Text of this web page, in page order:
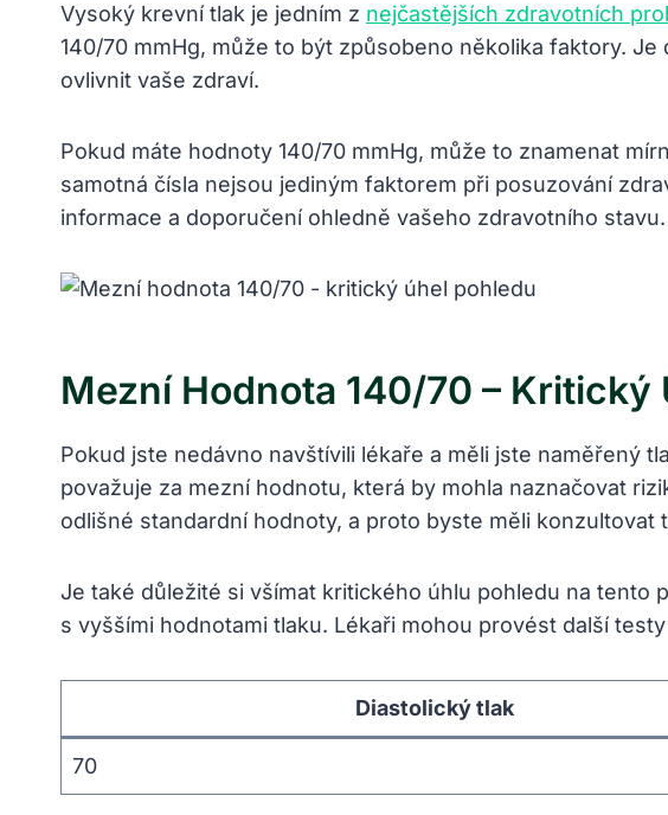
Vysoký krevní tlak je jedním z nejčastějších zdravotních
140/70 mmHg, může to být způsobeno několika faktory.
ovlivnit vaše zdraví.
Pokud máte hodnoty 140/70 mmHg, může to znamenat
samotná čísla nejsou jediným faktorem při posuzování
informace a doporučení ohledně vašeho zdravotního stavu.
Mezní Hodnota 140/70 – Kritický
Pokud jste nedávno navštívili lékaře a měli jste naměřený
považuje za mezní hodnotu, která by mohla naznačovat
odlišné standardní hodnoty, a proto byste měli konzultovat
Je také důležité si všímat kritického úhlu pohledu na tento
s vyššími hodnotami tlaku. Lékaři mohou provést další
Diastolický tlak
70